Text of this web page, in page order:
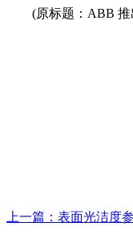
(原标题：ABB 推
上一篇：表面光洁度